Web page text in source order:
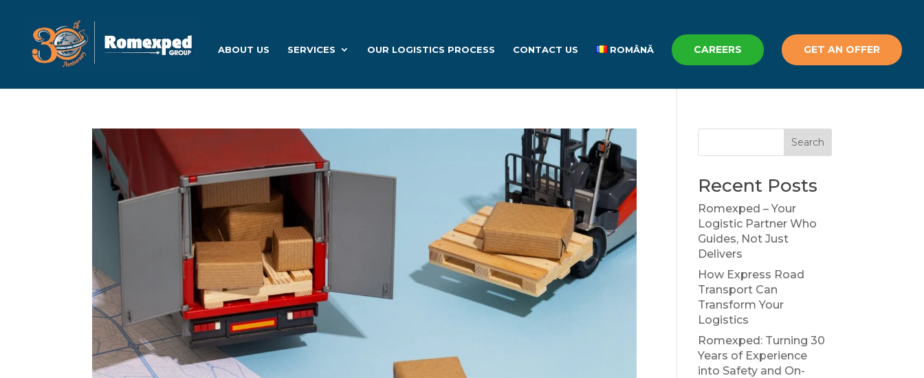
ABOUT US SERVICES OUR LOGISTICS PROCESS CONTACT US ROMÂNĂ CAREERS GET AN OFFER
Search
Recent Posts
Romexped – Your
Logistic Partner Who
Guides, Not Just
Delivers
How Express Road
Transport Can
Transform Your
Logistics
Romexped: Turning 30
Years of Experience
into Safety and On-